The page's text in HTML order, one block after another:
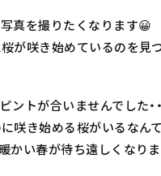
真を撮りたくなります😀
が咲き始めているのを見
ントが合いませんでした・・
咲き始める桜がいるなんて
かい春が待ち遠しくなり